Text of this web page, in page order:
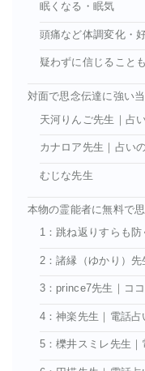
眠くなる・眠気
頭痛など体調変化・
疑わずに信じること
対面で思念伝達に強い
天河りんご先生｜占
カナロア先生｜占い
むじな先生
本物の霊能者に無料で
1：跳ね返りすらも防
2：諸縁（ゆかり）
3：prince7先生｜コ
4：神楽先生｜電話占
5：櫟井スミレ先生｜